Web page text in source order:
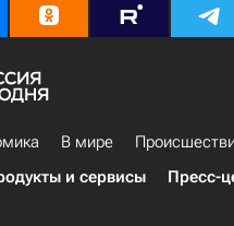
В мире
и сервисы Пресс-